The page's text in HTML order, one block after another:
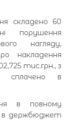
складено 60
порушення
нагляду,
накладення
тис.грн., з
сплачено в
в повному
в держбюджет